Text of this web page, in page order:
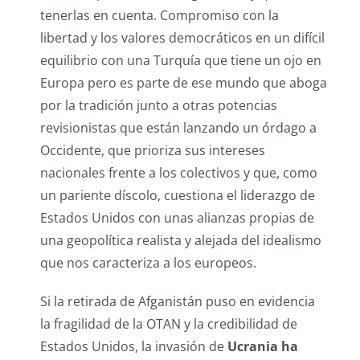
tenerlas en cuenta. Compromiso con la
libertad y los valores democráticos en un difícil
equilibrio con una Turquía que tiene un ojo en
Europa pero es parte de ese mundo que aboga
por la tradición junto a otras potencias
revisionistas que están lanzando un órdago a
Occidente, que prioriza sus intereses
nacionales frente a los colectivos y que, como
un pariente díscolo, cuestiona el liderazgo de
Estados Unidos con unas alianzas propias de
una geopolítica realista y alejada del idealismo
que nos caracteriza a los europeos.
Si la retirada de Afganistán puso en evidencia
la fragilidad de la OTAN y la credibilidad de
Estados Unidos, la invasión de Ucrania ha